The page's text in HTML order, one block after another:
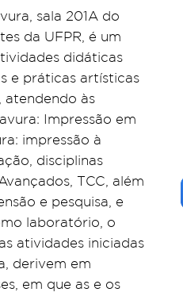
sala 201A do
da UFPR, é um
didáticas
e práticas artísticas
atendendo às
Impressão em
impressão à
disciplinas
TCC, além
e pesquisa, e
laboratório, o
atividades iniciadas
derivem em
em que as e os